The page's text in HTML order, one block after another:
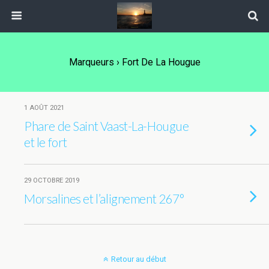
Marqueurs › Fort De La Hougue
1 AOÛT 2021
Phare de Saint Vaast-La-Hougue
et le fort
29 OCTOBRE 2019
Morsalines et l’alignement 267°
Retour au début